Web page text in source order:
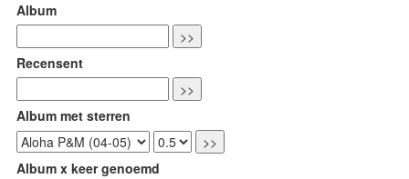
Album
Recensent
Album met sterren
Album x keer genoemd